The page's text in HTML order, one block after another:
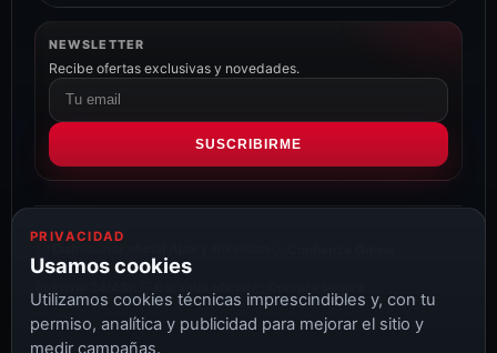
NEWSLETTER
Recibe ofertas exclusivas y novedades.
Correo
electrónico
SUSCRIBIRME
PRIVACIDAD
Usamos cookies
Utilizamos cookies técnicas imprescindibles y, con tu
permiso, analítica y publicidad para mejorar el sitio y
medir campañas.